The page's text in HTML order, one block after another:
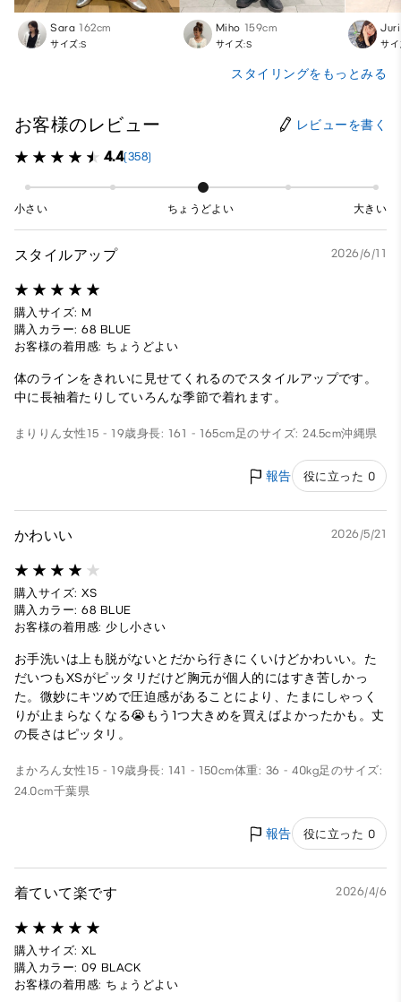
Sara 162cm
サイズ:S
Miho 159cm
サイズ:S
Juri
サイ
スタイリングをもっとみる
お客様のレビュー レビューを書く
4.4(358)
小さい ちょうどよい 大きい
スタイルアップ 2026/6/11
購入サイズ: M
購入カラー: 68 BLUE
お客様の着用感: ちょうどよい
体のラインをきれいに見せてくれるのでスタイルアップです。
中に長袖着たりしていろんな季節で着れます。
まりりん女性 15 - 19歳身長: 161 - 165cm足のサイズ: 24.5cm沖縄県
報告 役に立った 0
かわいい 2026/5/21
購入サイズ: XS
購入カラー: 68 BLUE
お客様の着用感: 少し小さい
お手洗いは上も脱がないとだから行きにくいけどかわいい。た
だいつもXSがピッタリだけど胸元が個人的にはすき苦しかっ
た。微妙にキツめで圧迫感があることにより、たまにしゃっく
りが止まらなくなる😭もう1つ大きめを買えばよかったかも。丈
の長さはピッタリ。
まかろん女性 15 - 19歳身長: 141 - 150cm体重: 36 - 40kg足のサイズ:
24.0cm千葉県
報告 役に立った 0
着ていて楽です 2026/4/6
購入サイズ: XL
購入カラー: 09 BLACK
お客様の着用感: ちょうどよい